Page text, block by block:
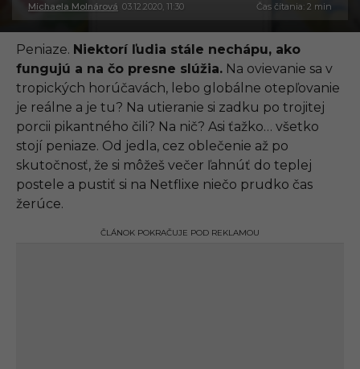
Michaela Molnárová 03.12.2020, 11:30
3
.
0
.
2
1
3
1
Čas čítania: 2 min
Peniaze. Niektorí ľudia stále nechápu, ako
fungujú a na čo presne slúžia. Na ovievanie sa v
tropických horúčavách, lebo globálne otepľovanie
je reálne a je tu? Na utieranie si zadku po trojitej
porcii pikantného čili? Na nič? Asi ťažko… všetko
stojí peniaze. Od jedla, cez oblečenie až po
skutočnosť, že si môžeš večer ľahnúť do teplej
postele a pustiť si na Netflixe niečo prudko čas
žerúce.
ČLÁNOK POKRAČUJE POD REKLAMOU